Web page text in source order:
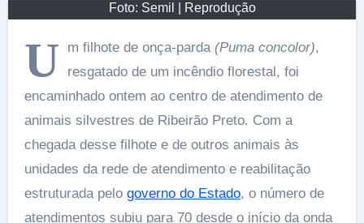
Foto: Semil | Reprodução
U m filhote de onça-parda (Puma concolor),
resgatado de um incêndio florestal, foi
encaminhado ontem ao centro de atendimento de
animais silvestres de Ribeirão Preto. Com a
chegada desse filhote e de outros animais às
unidades da rede de atendimento e reabilitação
estruturada pelo governo do Estado, o número de
atendimentos subiu para 70 desde o início da onda